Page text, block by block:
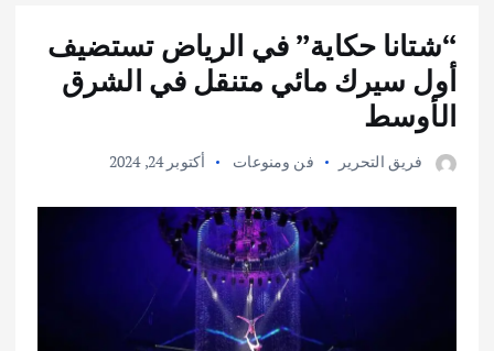
“شتانا حكاية” في الرياض تستضيف
أول سيرك مائي متنقل في الشرق
الأوسط
فريق التحرير فن ومنوعات أكتوبر 24, 2024